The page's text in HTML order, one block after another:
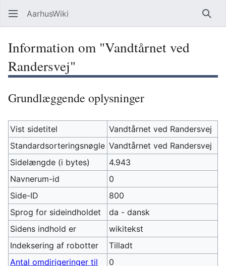
AarhusWiki Søg
Information om "Vandtårnet ved
Randersvej"
Grundlæggende oplysninger
Vist sidetitel
Vandtårnet ved Randersvej
Standardsorteringsnøgle Vandtårnet ved Randersvej
Sidelængde (i bytes)
4.943
Navnerum-id
0
Side-ID
800
Sprog for sideindholdet
da - dansk
Sidens indhold er
wikitekst
Indeksering af robotter
Tilladt
Antal omdirigeringer til
0